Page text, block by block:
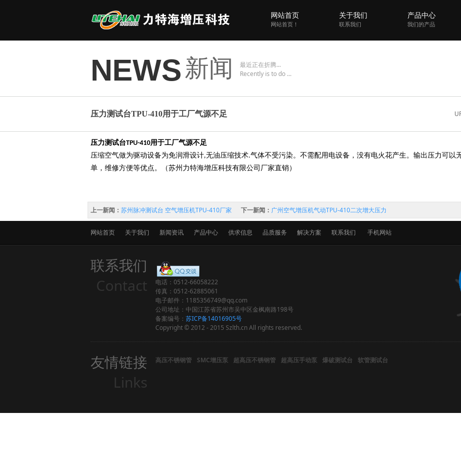
网站首页
网站首页！
关于我们
联系我们
产品中心
我们的产品
NEWS新闻
最近正在折腾...
Recently is to do ...
压力测试台TPU-410用于工厂气源不足
压力测试台TPU-410用于工厂气源不足
压缩空气做为驱动设备为免润滑设计,无油压缩技术.气体不受污染。不需配用电设备，没有电火花产生。输出压力可以
单，维修方便等优点。（苏州力特海增压科技有限公司厂家直销）
上一新闻： 苏州脉冲测试台 空气增压机TPU-410厂家 下一新闻： 广州空气增压机气动TPU-410二次增大压力
网站首页 关于我们 新闻资讯 产品中心 供求信息 品质服务 解决方案 联系我们 手机网站
联系我们
Contact
电话：0512-66058222
传真：0512-62885061
电子邮件：1185356749@qq.com
公司地址：中国江苏省苏州市吴中区金枫南路198号
备案编号： 苏ICP备14016905号
Copyright © 2012 - 2015 Szlth.cn All rights reserved.
友情链接
Links
高压不锈钢管 SMC增压泵 超高压不锈钢管 超高压手动泵 爆破测试台 软管测试台